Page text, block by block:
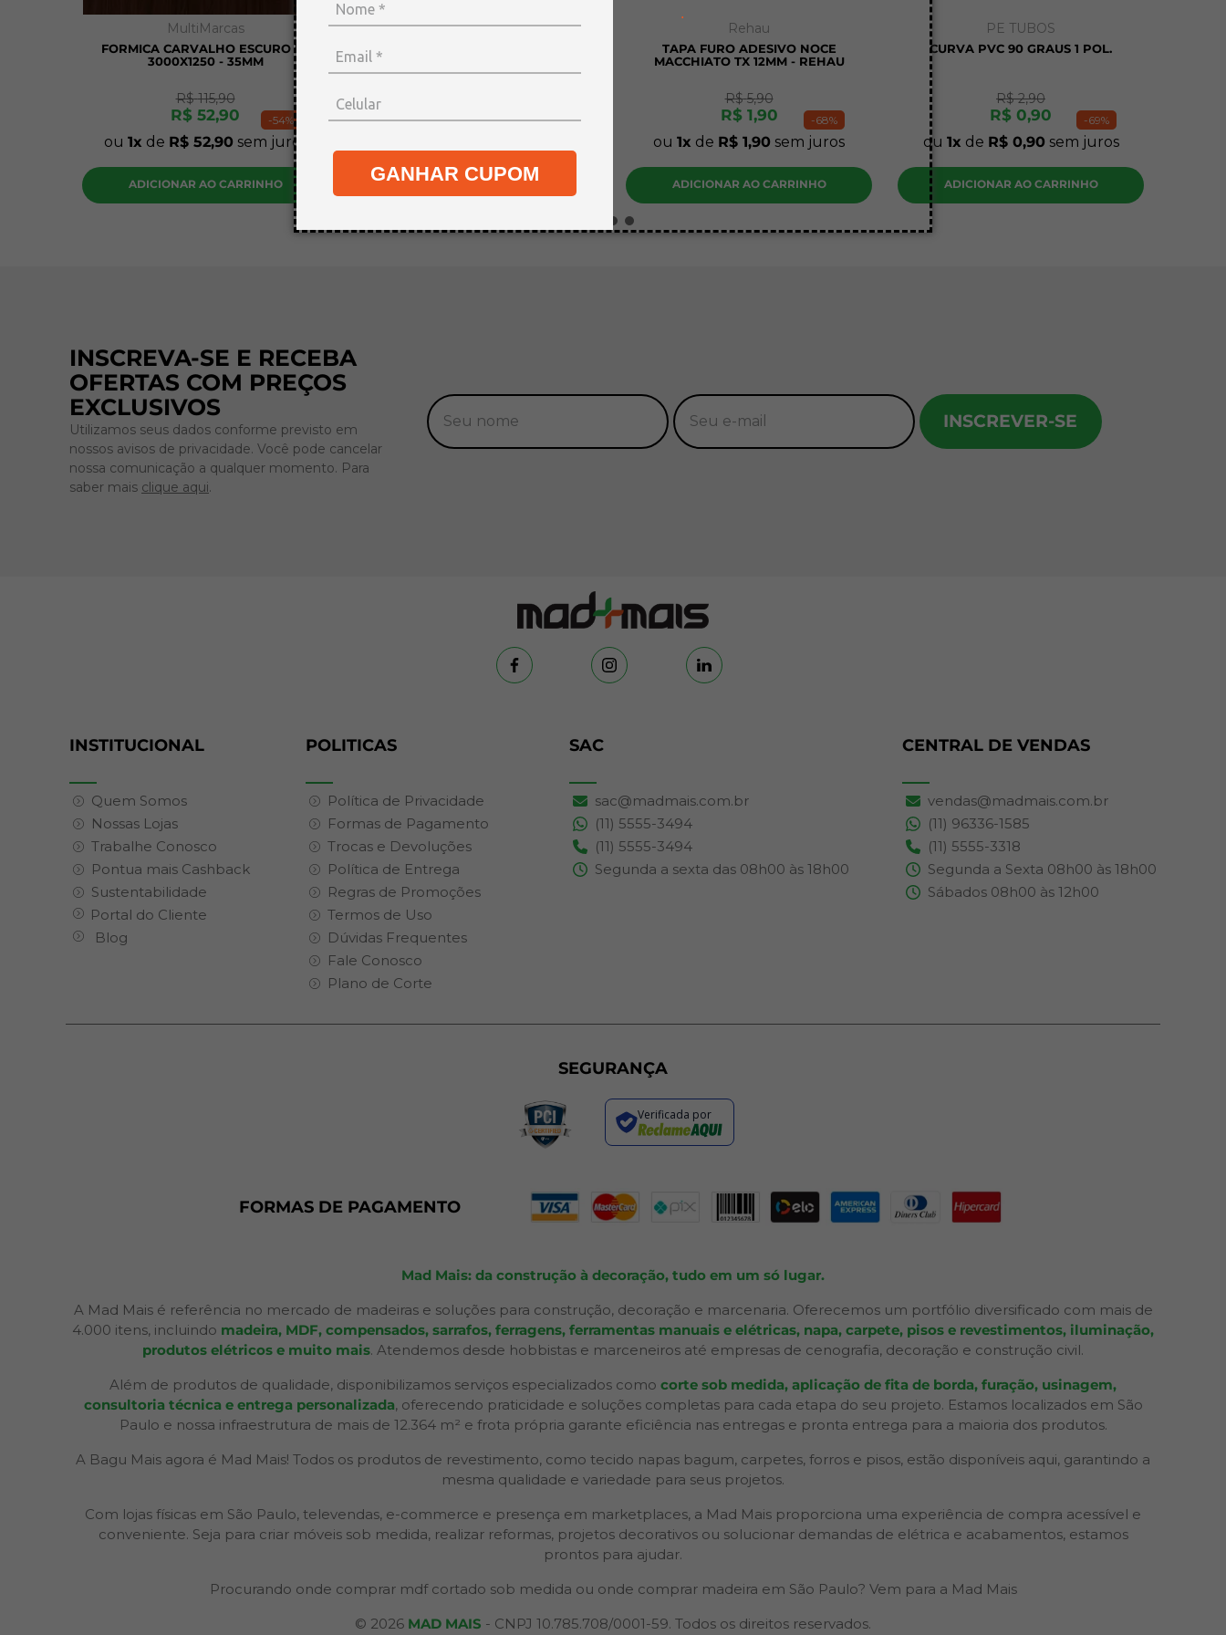
GANHAR CUPOM
.
-54%
MultiMarcas
FORMICA CARVALHO ESCURO FC
3000X1250 - 35MM
R$ 115,90
R$ 52,90
ou 1 de R$ 52,90 sem juros
ADICIONAR AO CARRINHO
-24%
MadMais
PLACA A4 MDF CRU PINUS 3MM
30X20CM - KIT COM 20 UNIDADES
ADICIONAR AO CARRINHO
-68%
Rehau
TAPA FURO ADESIVO NOCE
MACCHIATO TX 12MM - REHAU
R$ 5,90
R$ 1,90
ou1 de R$ 1,90 sem juros
ADICIONAR AO CARRINHO
-69%
PE TUBOS
CURVA PVC 90 GRAUS 1 POL.
R$ 2,90
R$ 0,90
ou 1 de R$ 0,90 sem juros
ADICIONAR AO CARRINHO
INSCREVA-SE E RECEBA
OFERTAS COM PREÇOS
EXCLUSIVOS
Utilizamos seus dados conforme previsto em
nossos avisos de privacidade. Você pode cancelar
nossa comunicação a qualquer momento. Para
saber mais clique aqui.
INSCREVER-SE
INSTITUCIONAL
Quem Somos
Nossas Lojas
Trabalhe Conosco
Pontua mais Cashback
Sustentabilidade
Portal do Cliente
Blog
POLITICAS
Política de Privacidade
Formas de Pagamento
Trocas e Devoluções
Política de Entrega
Regras de Promoções
Termos de Uso
Dúvidas Frequentes
Fale Conosco
Plano de Corte
SAC
sac@madmais.com.br
(11) 5555-3494
(11) 5555-3494
Segunda a sexta das 08h00 às 18h00
CENTRAL DE VENDAS
vendas@madmais.com.br
(11) 96336-1585
(11) 5555-3318
Segunda a Sexta 08h00 às 18h00
Sábados 08h00 às 12h00
SEGURANÇA
Verificada por
FORMAS DE PAGAMENTO
Mad Mais: da construção à decoração, tudo em um só lugar.
A Mad Mais é referência no mercado de madeiras e soluções para construção, decoração e marcenaria. Oferecemos um portfólio diversificado com mais de
4.000 itens, incluindo madeira, MDF, compensados, sarrafos, ferragens, ferramentas manuais e elétricas, napa, carpete, pisos e revestimentos, iluminação,
produtos elétricos e muito mais. Atendemos desde hobbistas e marceneiros até empresas de cenografia, decoração e construção civil.
Além de produtos de qualidade, disponibilizamos serviços especializados como corte sob medida, aplicação de fita de borda, furação, usinagem,
consultoria técnica e entrega personalizada, oferecendo praticidade e soluções completas para cada etapa do seu projeto. Estamos localizados em São
Paulo e nossa infraestrutura de mais de 12.364 m² e frota própria garante eficiência nas entregas e pronta entrega para a maioria dos produtos.
A Bagu Mais agora é Mad Mais! Todos os produtos de revestimento, como tecido napas bagum, carpetes, forros e pisos, estão disponíveis aqui, garantindo a
mesma qualidade e variedade para seus projetos.
Com lojas físicas em São Paulo, televendas, e-commerce e presença em marketplaces, a Mad Mais proporciona uma experiência de compra acessível e
conveniente. Seja para criar móveis sob medida, realizar reformas, projetos decorativos ou solucionar demandas de elétrica e acabamentos, estamos
prontos para ajudar.
Procurando onde comprar mdf cortado sob medida ou onde comprar madeira em São Paulo? Vem para a Mad Mais
© 2026 MAD MAIS - CNPJ 10.785.708/0001-59. Todos os direitos reservados.